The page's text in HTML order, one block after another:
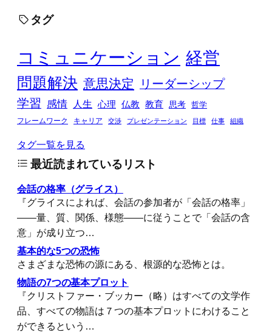
タグ
コミュニケーション 経営
問題解決 意思決定
リーダーシップ
学習
感情 人生 心理 仏教 教育 思考
哲学
フレームワーク
キャリア 交渉 プレゼンテーション 目標 仕事 組織
タグ一覧を見る
最近読まれているリスト
会話の格率（グライス）
『グライスによれば、会話の参加者が「会話の格率」
――量、質、関係、様態――に従うことで「会話の含
意」が成り立つ…
基本的な5つの恐怖
さまざまな恐怖の源にある、根源的な恐怖とは。
物語の7つの基本プロット
『クリストファー・ブッカー（略）はすべての文学作
品、すべての物語は７つの基本プロットにわけること
ができるという…